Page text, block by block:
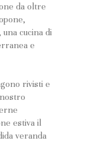
da oltre
cucina di
e
rivisti e
estiva il
veranda